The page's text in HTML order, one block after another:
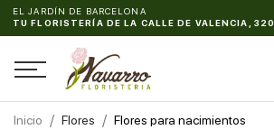
EL JARDÍN DE BARCELONA
TU FLORISTERÍA DE LA CALLE DE VALENCIA, 320
Inicio Flores Flores para nacimientos